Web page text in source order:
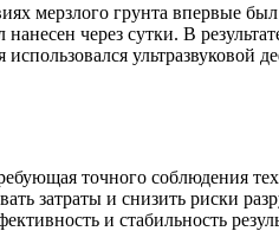
мерзлого грунта впервые
через сутки. В
ультразвуковой
точного соблюдения
затраты и снизить риски
и стабильность